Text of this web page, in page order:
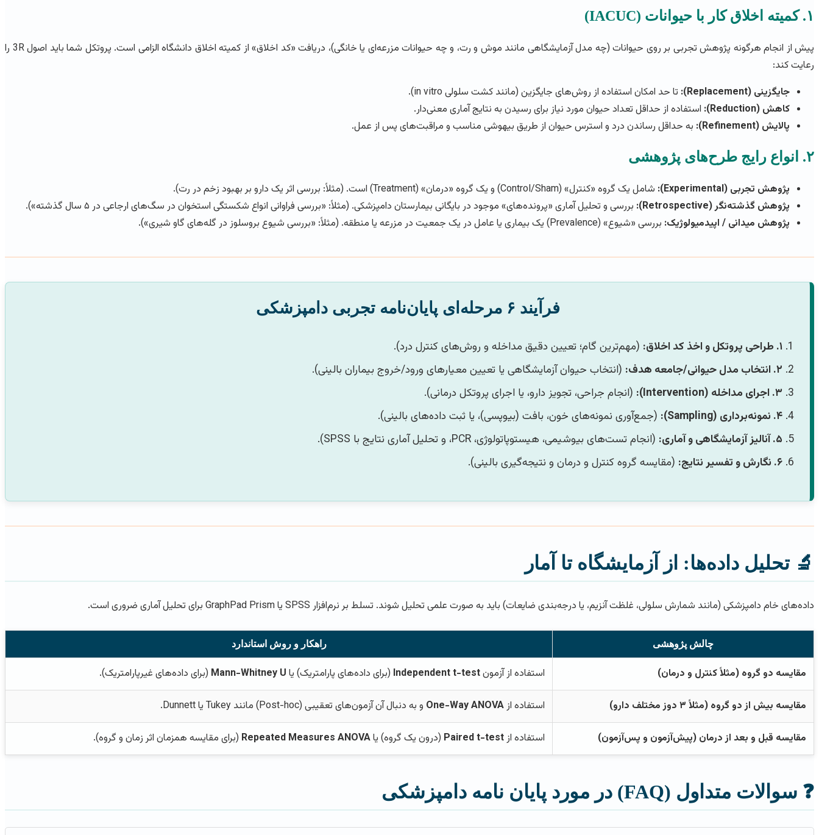
۱. کمیته اخلاق کار با حیوانات (IACUC)
پیش از انجام هرگونه پژوهش تجربی بر روی حیوانات (چه مدل آزمایشگاهی مانند موش و رت، و چه حیوانات مزرعه‌ای یا خانگی)، دریافت «کد اخلاق» از کمیته اخلاق دانشگاه الزامی است. پروتکل شما باید اصول 3R را
رعایت کند:
جایگزینی (Replacement):
تا حد امکان استفاده از روش‌های جایگزین (مانند کشت سلولی in vitro).
کاهش (Reduction):
استفاده از حداقل تعداد حیوان مورد نیاز برای رسیدن به نتایج آماری معنی‌دار.
پالایش (Refinement):
به حداقل رساندن درد و استرس حیوان از طریق بیهوشی مناسب و مراقبت‌های پس از عمل.
۲. انواع رایج طرح‌های پژوهشی
پژوهش تجربی (Experimental):
شامل یک گروه «کنترل» (Control/Sham) و یک گروه «درمان» (Treatment) است. (مثلاً: بررسی اثر یک دارو بر بهبود زخم در رت).
پژوهش گذشته‌نگر (Retrospective):
بررسی و تحلیل آماری «پرونده‌های» موجود در بایگانی بیمارستان دامپزشکی. (مثلاً: «بررسی فراوانی انواع شکستگی استخوان در سگ‌های ارجاعی در ۵ سال گذشته»).
پژوهش میدانی / اپیدمیولوژیک: بررسی «شیوع» (Prevalence) یک بیماری یا عامل در یک جمعیت در مزرعه یا منطقه. (مثلاً: «بررسی شیوع بروسلوز در گله‌های گاو شیری»).
فرآیند ۶ مرحله‌ای پایان‌نامه تجربی دامپزشکی
۱. طراحی پروتکل و اخذ کد اخلاق:
(مهم‌ترین گام؛ تعیین دقیق مداخله و روش‌های کنترل درد).
۲. انتخاب مدل حیوانی/جامعه هدف:
(انتخاب حیوان آزمایشگاهی یا تعیین معیارهای ورود/خروج بیماران بالینی).
۳. اجرای مداخله (Intervention):
(انجام جراحی، تجویز دارو، یا اجرای پروتکل درمانی).
۴. نمونه‌برداری (Sampling):
(جمع‌آوری نمونه‌های خون، بافت (بیوپسی)، یا ثبت داده‌های بالینی).
۵. آنالیز آزمایشگاهی و آماری:
(انجام تست‌های بیوشیمی، هیستوپاتولوژی، PCR، و تحلیل آماری نتایج با SPSS).
۶. نگارش و تفسیر نتایج:
(مقایسه گروه کنترل و درمان و نتیجه‌گیری بالینی).
🔬 تحلیل داده‌ها: از آزمایشگاه تا آمار
داده‌های خام دامپزشکی (مانند شمارش سلولی، غلظت آنزیم، یا درجه‌بندی ضایعات) باید به صورت علمی تحلیل شوند. تسلط بر نرم‌افزار SPSS یا GraphPad Prism برای تحلیل آماری ضروری است.
چالش پژوهشی راهکار و روش استاندارد
مقایسه دو گروه (مثلاً کنترل و درمان) استفاده از آزمونIndependent t-test (برای داده‌های پارامتریک) یا Mann-Whitney U (برای داده‌های غیرپارامتریک).
مقایسه بیش از دو گروه (مثلاً ۳ دوز مختلف دارو) استفاده ازOne-Way ANOVA و به دنبال آن آزمون‌های تعقیبی (Post-hoc) مانند Tukey یا Dunnett.
مقایسه قبل و بعد از درمان (پیش‌آزمون و پس‌آزمون) استفاده ازPaired t-test (درون یک گروه) یاRepeated Measures ANOVA (برای مقایسه همزمان اثر زمان و گروه).
❓ سوالات متداول (FAQ) در مورد پایان نامه دامپزشکی